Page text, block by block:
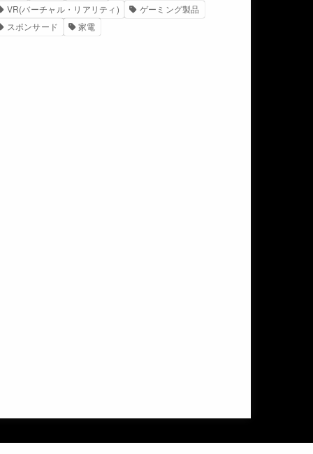
VR(バーチャル・リアリティ)
ゲーミング製品
スポンサード
家電